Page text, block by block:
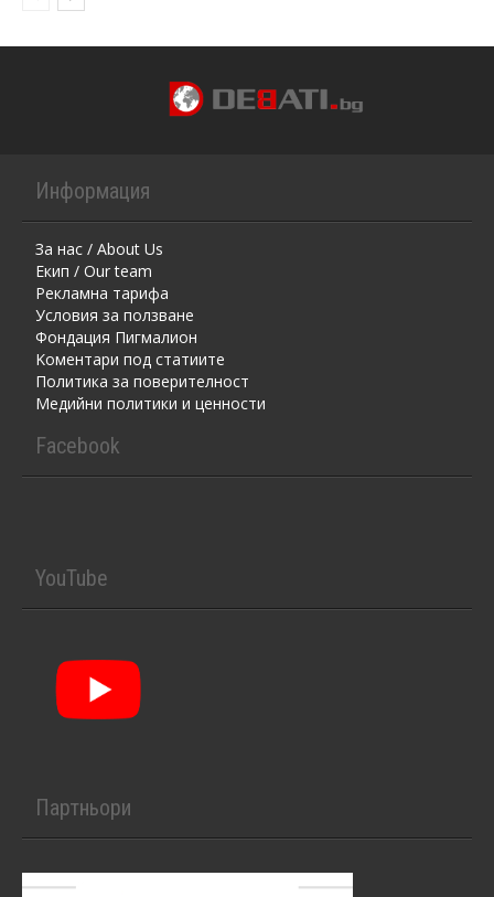
Информация
За нас / About Us
Екип / Our team
Рекламна тарифа
Условия за ползване
Фондация Пигмалион
Kоментaри под статиите
Политика за поверителност
Медийни политики и ценности
Facebook
YouTube
Партньори